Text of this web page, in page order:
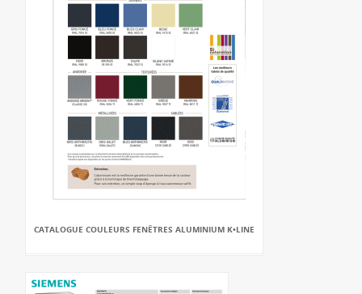
CATALOGUE COULEURS FENÊTRES ALUMINIUM K•LINE